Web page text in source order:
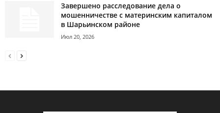
Завершено расследование дела о
мошенничестве с материнским капиталом
в Шарьинском районе
Июл 20, 2026